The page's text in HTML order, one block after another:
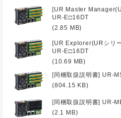
[UR Master
UR-E□16DT
(2.85 MB)
[UR Explorer(URシリ
UR-E□16DT
(10.69 MB)
[同梱取扱説明書] UR-
(804.15 KB)
[同梱取扱説明書] UR-
(2.1 MB)